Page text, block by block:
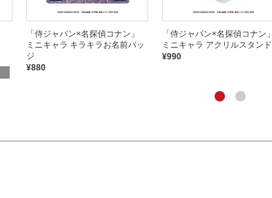
「侍ジャパン×名探偵コナン」
ミニキャラ キラキラお名前バッ
ジ
¥880
「侍ジャパン×名探偵コナン」
ミニキャラ アクリルスタンド
¥990